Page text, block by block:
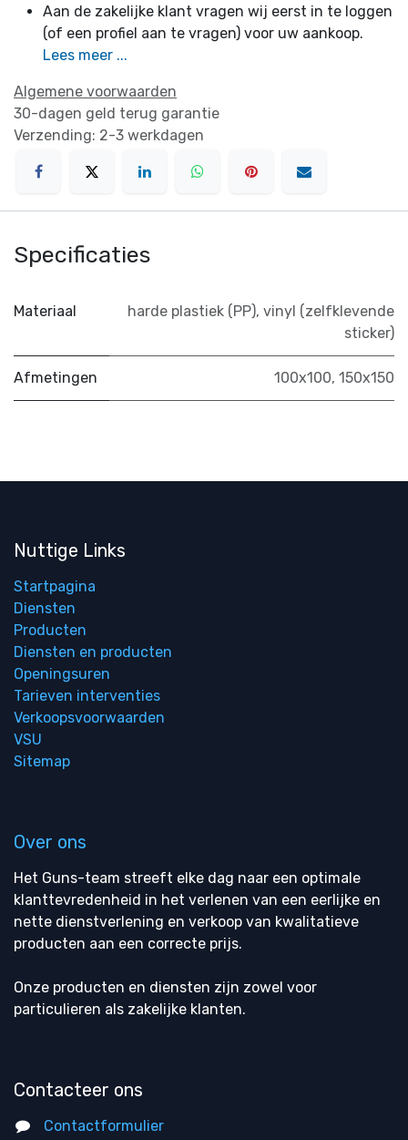
Aan de zakelijke klant vragen wij eerst in te loggen
(of een profiel aan te vragen) voor uw aankoop.
Lees meer ...
Algemene voorwaarden
30-dagen geld terug garantie
Verzending: 2-3 werkdagen
Specificaties
Materiaal harde plastiek (PP), vinyl (zelfklevende
sticker)
Afmetingen 100x100, 150x150
Nuttige Links
Startpagina
Diensten
Producten
Diensten en producten
Openingsuren
Tarieven interventies
Verkoopsvoorwaarden
VSU
Sitemap
Over ons
Het Guns-team streeft elke dag naar een optimale
klanttevredenheid in het verlenen van een eerlijke en
nette dienstverlening en verkoop van kwalitatieve
producten aan een correcte prijs.
Onze producten en diensten zijn zowel voor
particulieren als zakelijke klanten.
Contacteer ons
Contactformulier